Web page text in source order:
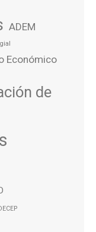
ADEM
Económico
de